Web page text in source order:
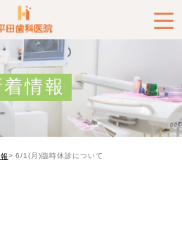
着情報
6/1(月)臨時休診について